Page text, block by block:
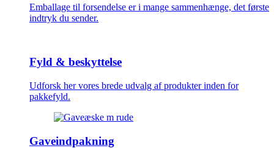
Emballage til forsendelse er i mange sammenhænge, det første
indtryk du sender.
Fyld & beskyttelse
Udforsk her vores brede udvalg af produkter inden for
pakkefyld.
Gaveindpakning